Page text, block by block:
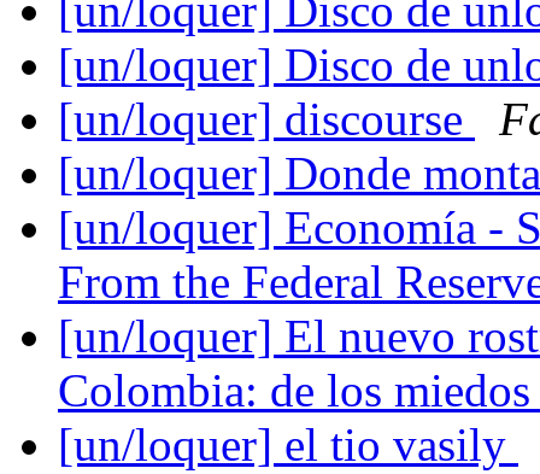
[un/loquer] Disco de
[un/loquer] Disco de
[un/loquer] discourse
[un/loquer] Donde
[un/loquer] Economía -
From the Federal
[un/loquer] El nuevo
Colombia: de los miedos
[un/loquer] el tio vasily